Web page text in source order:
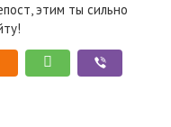
этим ты сильно